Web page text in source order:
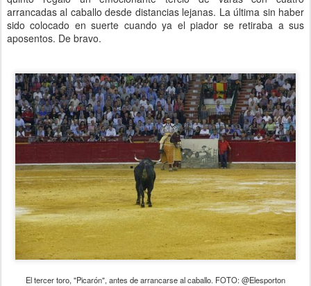
arrancadas al caballo desde distancias lejanas. La última sin haber
sido colocado en suerte cuando ya el piador se retiraba a sus
aposentos. De bravo.
El tercer toro, "Picarón", antes de arrancarse al caballo. FOTO: @Elesporton